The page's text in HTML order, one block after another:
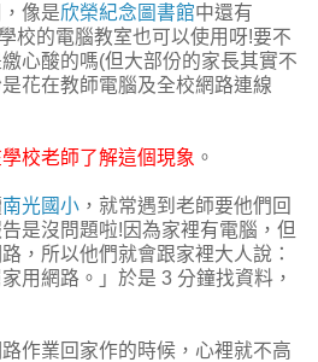
像是欣榮紀念圖書館中還有
校的電腦教室也可以使用呀!要不
繳心酸的嗎(但大部份的家長其實不
花在教師電腦及全校網路連線
校老師了解這個現象 。
南光國小 ，就常遇到老師要他們回
是沒問題啦!因為家裡有電腦，但
，所以他們就會跟家裡大人說：
用網路。」於是 3 分鐘找資料，
作業回家作的時候，心裡就不高